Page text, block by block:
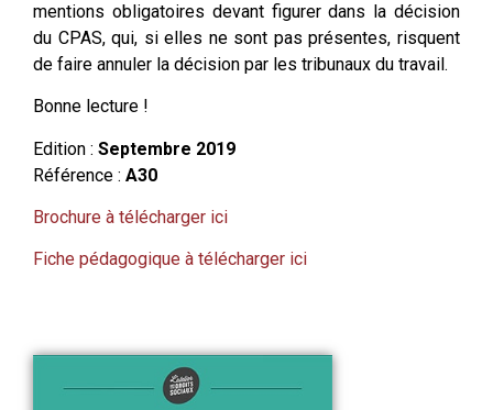
mentions obligatoires devant figurer dans la décision
du CPAS, qui, si elles ne sont pas présentes, risquent
de faire annuler la décision par les tribunaux du travail.
Bonne lecture !
Edition : Septembre 2019
Référence : A30
Brochure à télécharger ici
Fiche pédagogique à télécharger ici